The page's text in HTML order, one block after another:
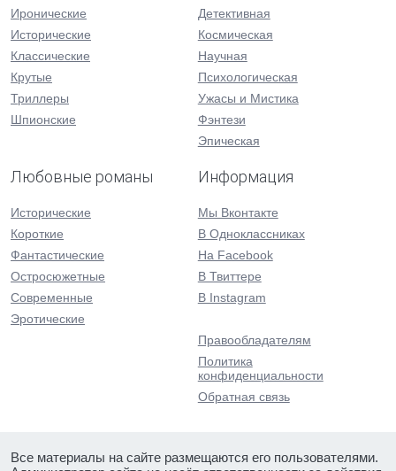
Иронические
Исторические
Классические
Крутые
Триллеры
Шпионские
Детективная
Космическая
Научная
Психологическая
Ужасы и Мистика
Фэнтези
Эпическая
Любовные романы
Исторические
Короткие
Фантастические
Остросюжетные
Современные
Эротические
Информация
Мы Вконтакте
В Одноклассниках
На Facebook
В Твиттере
В Instagram
Правообладателям
Политика
конфиденциальности
Обратная связь
Все материалы на сайте размещаются его пользователями.